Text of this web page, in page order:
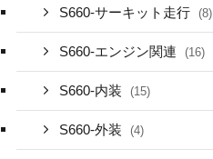
S660-サーキット走行 (8)
S660-エンジン関連 (16)
S660-内装 (15)
S660-外装 (4)